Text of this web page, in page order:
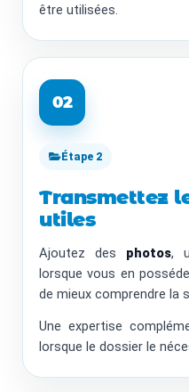
être utilisées.
02
Étape 2
Transmettez
utiles
Ajoutez des photos,
lorsque vous en
de mieux comprendre la
Une expertise
lorsque le dossier le